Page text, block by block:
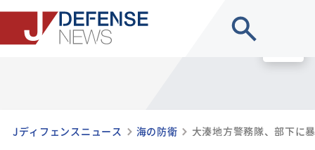
Jディフェンスニュース 海の防衛